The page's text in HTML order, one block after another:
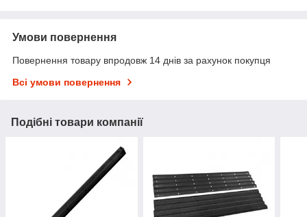
Умови повернення
Повернення товару впродовж 14 днів за рахунок покупця
Всі умови повернення
Подібні товари компанії